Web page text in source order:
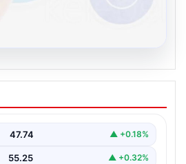
platformu İle Çevrim içi
Adresi Ve Sohbet
güvenli bir şekilde bağlantı
47.74 ▲ +0.18%
55.25 ▲ +0.32%